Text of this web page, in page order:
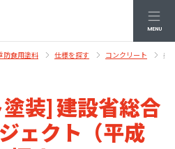
MENU
防食用塗料 仕様を探す コンクリート 条
装] 建設省総合
ェクト（平成